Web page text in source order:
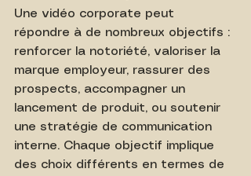
Une vidéo corporate peut
répondre à de nombreux objectifs :
renforcer la notoriété, valoriser la
marque employeur, rassurer des
prospects, accompagner un
lancement de produit, ou soutenir
une stratégie de communication
interne. Chaque objectif implique
des choix différents en termes de